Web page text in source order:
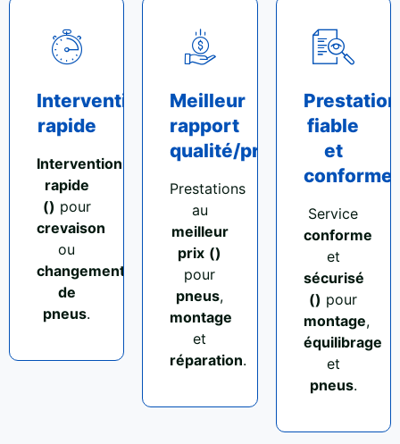
Intervention
rapide
Intervention
rapide
() pour
crevaison
ou
changement
de
pneus.
Meilleur
rapport
qualité/prix
Prestations
au
meilleur
prix ()
pour
pneus,
montage
et
réparation.
Prestation
fiable
et
conforme
Service
conforme
et
sécurisé
() pour
montage,
équilibrage
et
pneus.